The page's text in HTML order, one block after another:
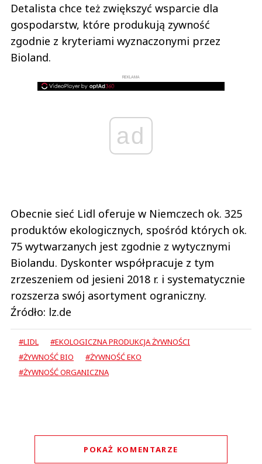
Detalista chce też zwiększyć wsparcie dla
gospodarstw, które produkują zywność
zgodnie z kryteriami wyznaczonymi przez
Bioland.
REKLAMA
ad
Obecnie sieć Lidl oferuje w Niemczech ok. 325
produktów ekologicznych, spośród których ok.
75 wytwarzanych jest zgodnie z wytycznymi
Biolandu. Dyskonter współpracuje z tym
zrzeszeniem od jesieni 2018 r. i systematycznie
rozszerza swój asortyment ograniczny.
Źródło: lz.de
#LIDL
#EKOLOGICZNA PRODUKCJA ŻYWNOŚCI
#ŻYWNOŚĆ BIO
#ŻYWNOŚĆ EKO
#ŻYWNOŚĆ ORGANICZNA
POKAŻ KOMENTARZE